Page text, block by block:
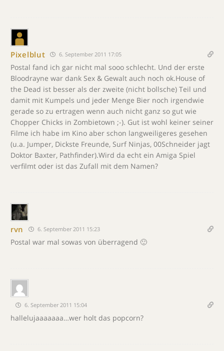
Pixelblut 6. September 2011 17:05
Postal fand ich gar nicht mal sooo schlecht. Und der erste
Bloodrayne war dank Sex & Gewalt auch noch ok.House of
the Dead ist besser als der zweite (nicht bollsche) Teil und
damit mit Kumpels und jeder Menge Bier noch irgendwie
gerade so zu ertragen wenn auch nicht ganz so gut wie
Chopper Chicks in Zombietown ;-). Gut ist wohl keiner seiner
Filme ich habe im Kino aber schon langweiligeres gesehen
(u.a. Jumper, Dickste Freunde, Surf Ninjas, 00Schneider jagt
Doktor Baxter, Pathfinder).Wird da echt ein Amiga Spiel
verfilmt oder ist das Zufall mit dem Namen?
rvn 6. September 2011 15:23
Postal war mal sowas von überragend 🙂
6. September 2011 15:04
hallelujaaaaaaa…wer holt das popcorn?